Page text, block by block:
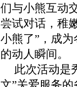
们与小熊互动
尝试对话，稚
小熊了”，成
的动人瞬间。
此次活动是